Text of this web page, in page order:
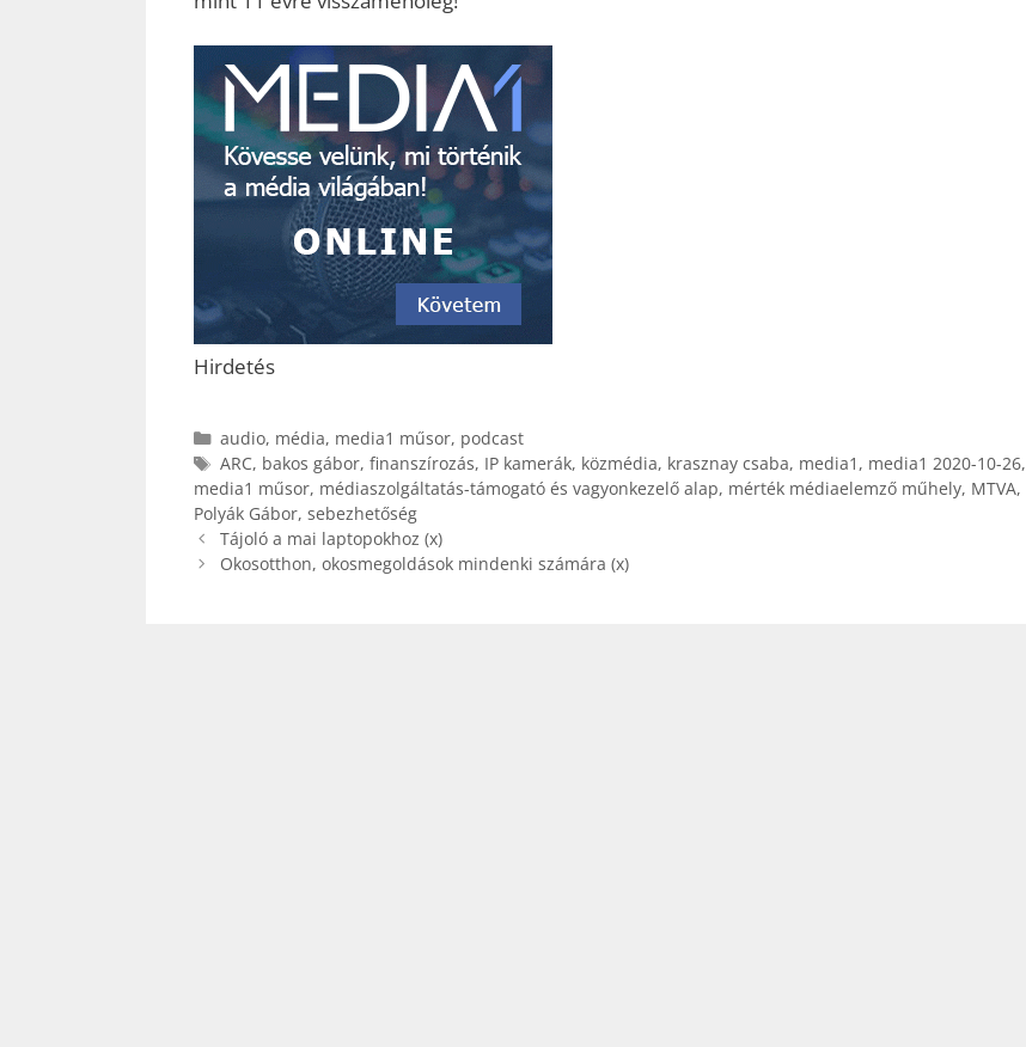
Hirdetés
Kategória
audio, média, media1 műsor, podcast
Címkék
ARC, bakos gábor, finanszírozás, IP kamerák, közmédia, krasznay csaba, media1 , media1 2020-10-26,
media1 műsor, médiaszolgáltatás-támogató és vagyonkezelő alap, mérték médiaelemző műhely, MTVA,
Polyák Gábor, sebezhetőség
Tájoló a mai laptopokhoz (x)
Okosotthon, okosmegoldások mindenki számára (x)